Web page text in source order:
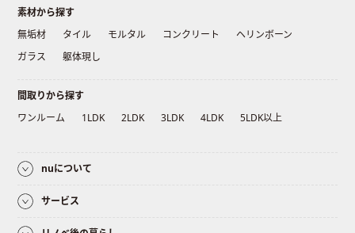
素材から探す
無垢材
タイル モルタル コンクリート
ヘリンボーン
ガラス
躯体現し
間取りから探す
ワンルーム
1LDK 2LDK 3LDK 4LDK 5LDK以上
nuについて
サービス